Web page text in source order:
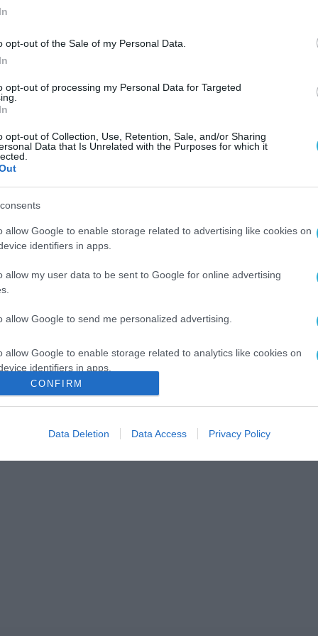
opt-out of the Sale of my Personal Data.
opt-out of processing my Personal Data for Targeted
opt-out of Collection, Use, Retention, Sale, and/or Sharing
Data that Is Unrelated with the Purposes for which it
allow Google to enable storage related to advertising like cookies on
identifiers in apps.
allow my user data to be sent to Google for online advertising
allow Google to send me personalized advertising.
allow Google to enable storage related to analytics like cookies on
identifiers in apps.
allow Google to enable storage related to functionality of the website
allow Google to enable storage related to personalization.
CONFIRM
Data Deletion Data Access Privacy Policy
ΓΕΝΙΚΕΣ ΕΙΔΗΣΕΙΣ
προβάδισμα Κασσελάκη